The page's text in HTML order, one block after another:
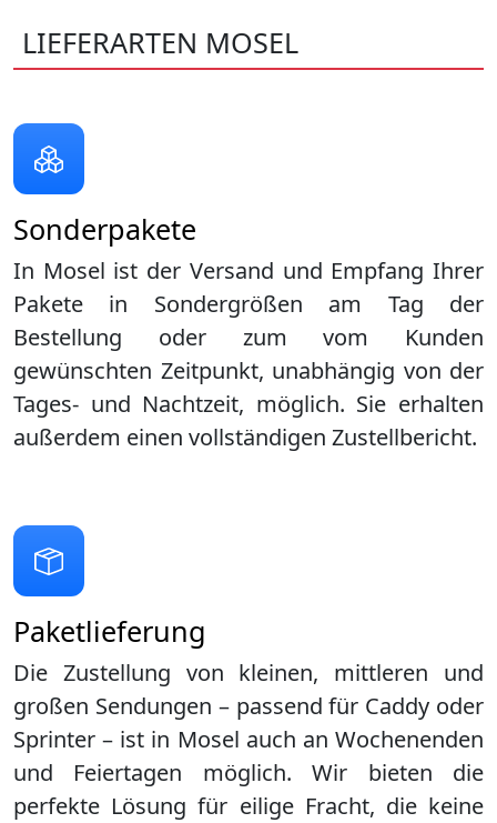
LIEFERARTEN MOSEL
Paketlieferung
Die Zustellung von kleinen, mittleren und
großen Sendungen – passend für Caddy oder
Sprinter – ist in Mosel auch an Wochenenden
und Feiertagen möglich. Wir bieten die
perfekte Lösung für eilige Fracht, die keine
Sonderpakete
In Mosel ist der Versand und Empfang Ihrer
Pakete in Sondergrößen am Tag der
Bestellung oder zum vom Kunden
gewünschten Zeitpunkt, unabhängig von der
Tages- und Nachtzeit, möglich. Sie erhalten
außerdem einen vollständigen Zustellbericht.